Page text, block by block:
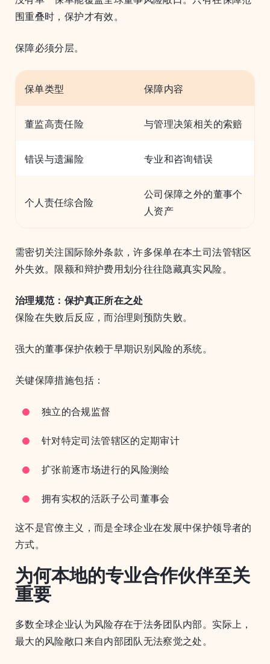
围重叠时，保护才有效。
保障必须分层。
保单类型 保障内容
董监高责任险 与管理决策相关的索赔
错误与遗漏险 专业和咨询错误
个人责任综合险
公司保障之外的董事个
人资产
需密切关注国际除外条款，许多保单在本土司法管辖区
外失效。限额和辩护费用划分往往隐藏真实风险。
治理规范：保护真正所在之处
保险在失败后反应，而治理则预防失败。
强大的董事保护依赖于早期识别风险的系统。
关键保障措施包括：
独立的合规监督
针对特定司法管辖区的定期审计
扩张前逐市场进行的风险测绘
拥有实权的活跃子公司董事会
这不是官僚主义，而是全球企业在发展中保护领导者的
方式。
为何本地的专业合作伙伴至关
重要
多数全球企业认为风险存在于法务团队内部。实际上，
最大的风险敞口来自内部团队无法察觉之处。